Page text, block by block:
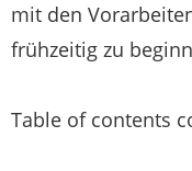
mit den
frühzeitig zu
Table of contents